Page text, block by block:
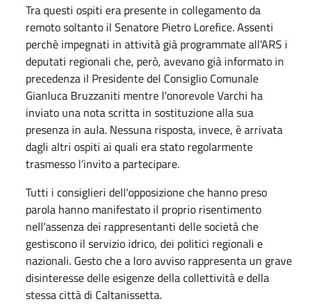
Tra questi ospiti era presente in collegamento da
remoto soltanto il Senatore Pietro Lorefice. Assenti
perchè impegnati in attività già programmate all'ARS i
deputati regionali che, però, avevano già informato in
precedenza il Presidente del Consiglio Comunale
Gianluca Bruzzaniti mentre l'onorevole Varchi ha
inviato una nota scritta in sostituzione alla sua
presenza in aula. Nessuna risposta, invece, è arrivata
dagli altri ospiti ai quali era stato regolarmente
trasmesso l’invito a partecipare.
Tutti i consiglieri dell'opposizione che hanno preso
parola hanno manifestato il proprio risentimento
nell'assenza dei rappresentanti delle società che
gestiscono il servizio idrico, dei politici regionali e
nazionali. Gesto che a loro avviso rappresenta un grave
disinteresse delle esigenze della collettività e della
stessa città di Caltanissetta.